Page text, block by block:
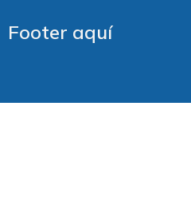
Footer aquí